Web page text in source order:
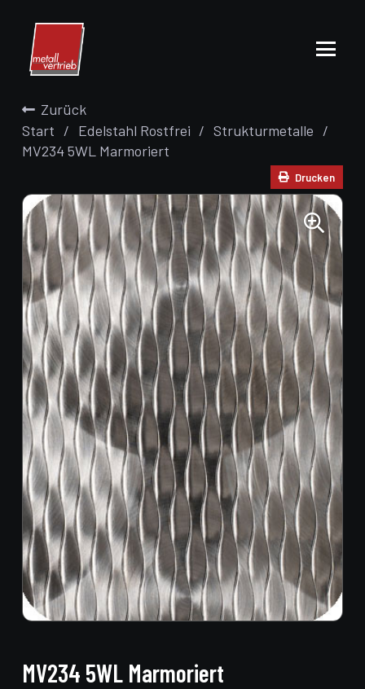
Zurück
Start / Edelstahl Rostfrei / Strukturmetalle /
MV234 5WL Marmoriert
Drucken
MV234 5WL Marmoriert